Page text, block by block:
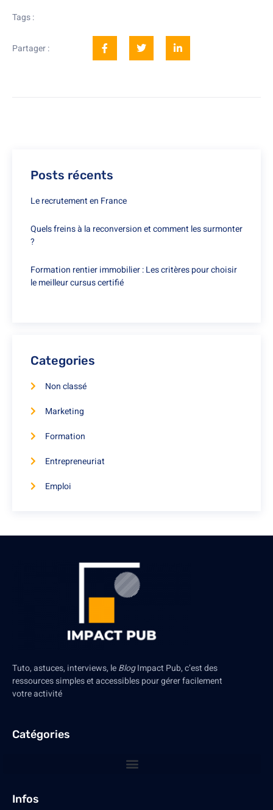
Tags :
Partager :
Posts récents
Le recrutement en France
Quels freins à la reconversion et comment les surmonter
?
Formation rentier immobilier : Les critères pour choisir
le meilleur cursus certifié
Categories
Non classé
Marketing
Formation
Entrepreneuriat
Emploi
Tuto, astuces, interviews, leBlogImpact Pub, c’est des
ressources simples et accessibles pour gérer facilement
votre activité
Catégories
Infos